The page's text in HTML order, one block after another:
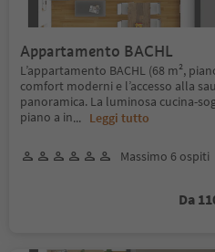
Appartamento BACHL
L’appartamento BACHL (68 m²,
comfort moderni e l’accesso alla
panoramica. La luminosa cucina-
piano a in... Leggi tutto
Massimo 6 ospiti
Da